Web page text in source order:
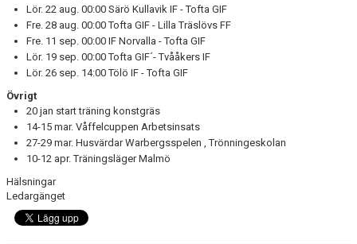
Lör. 22 aug. 00:00 Särö Kullavik IF - Tofta GIF
Fre. 28 aug. 00:00 Tofta GIF - Lilla Träslövs FF
Fre. 11 sep. 00:00 IF Norvalla - Tofta GIF
Lör. 19 sep. 00:00 Tofta GIF´- Tvååkers IF
Lör. 26 sep. 14:00 Tölö IF - Tofta GIF
Övrigt
20 jan start träning konstgräs
14-15 mar. Våffelcuppen Arbetsinsats
27-29 mar. Husvärdar Warbergsspelen , Trönningeskolan
10-12 apr. Träningsläger Malmö
Hälsningar
Ledargänget